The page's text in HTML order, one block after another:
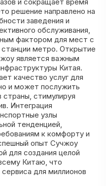
решение направлено на
заведения и
обслуживания,
фактором для мест с
метро. Открытие
является важным
Китая.
качество услуг для
и может послужить
стимулируя
Интеграция
узлы
тенденцией,
к комфорту и
опыт Сучжоу
для создания целой
Китаю, что
для миллионов